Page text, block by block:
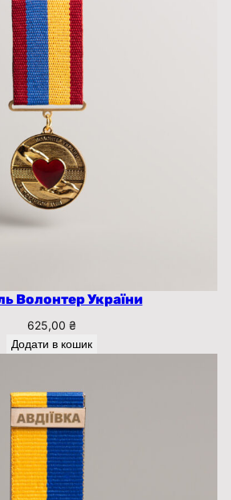
Волонтер України
625,00 ₴
Додати в кошик